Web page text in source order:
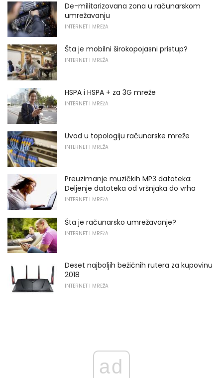
De-militarizovana zona u računarskom
umrežavanju
INTERNET I MREŽA
Šta je mobilni širokopojasni pristup?
INTERNET I MREŽA
HSPA i HSPA + za 3G mreže
INTERNET I MREŽA
Uvod u topologiju računarske mreže
INTERNET I MREŽA
Preuzimanje muzičkih MP3 datoteka:
Deljenje datoteka od vršnjaka do vrha
INTERNET I MREŽA
Šta je računarsko umrežavanje?
INTERNET I MREŽA
Deset najboljih bežičnih rutera za kupovinu
2018
INTERNET I MREŽA
ad